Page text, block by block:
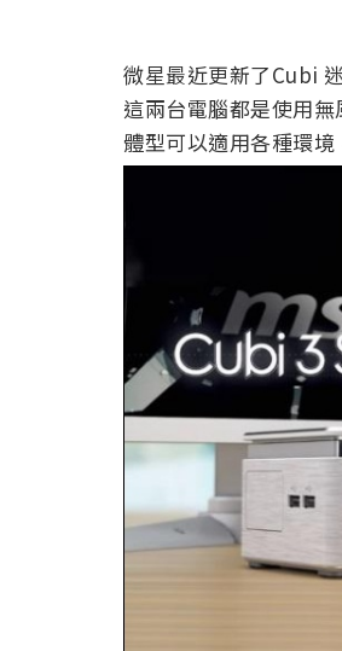
微星最近更新了Cubi
這兩台電腦都是使用
體型可以適用各種環境